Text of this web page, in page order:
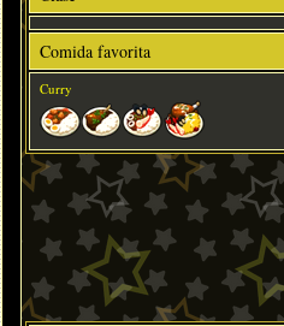
Comida favorita
Curry